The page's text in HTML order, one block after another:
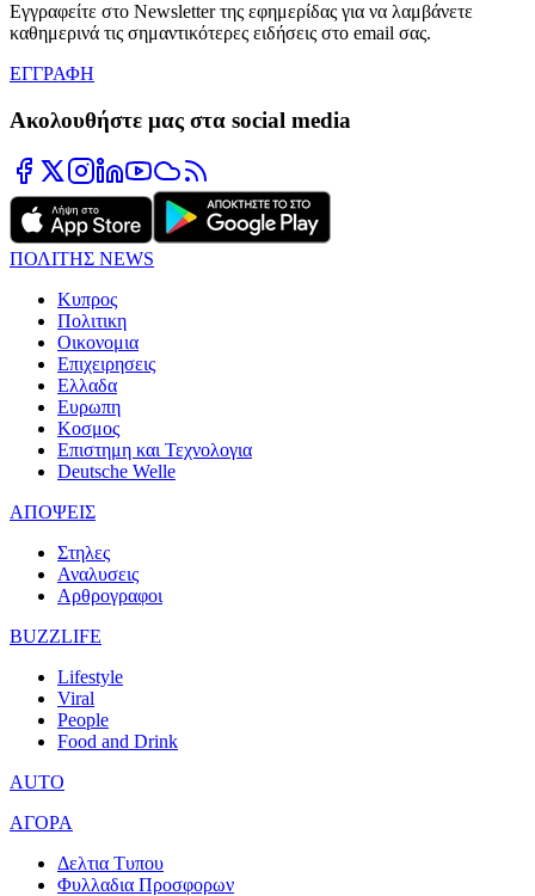
Εγγραφείτε στο Newsletter της εφημερίδας για να λαμβάνετε
καθημερινά τις σημαντικότερες ειδήσεις στο email σας.
ΕΓΓΡΑΦΗ
Ακολουθήστε μας στα social media
ΠΟΛΙΤΗΣ NEWS
Κυπρος
Πολιτικη
Οικονομια
Επιχειρησεις
Ελλαδα
Ευρωπη
Κοσμος
Επιστημη και Τεχνολογια
Deutsche Welle
ΑΠΟΨΕΙΣ
Στηλες
Αναλυσεις
Αρθρογραφοι
BUZZLIFE
Lifestyle
Viral
People
Food and Drink
AUTO
ΑΓΟΡΑ
Δελτια Τυπου
Φυλλαδια Προσφορων